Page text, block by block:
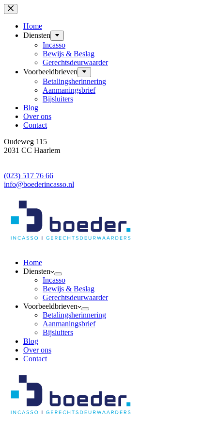
Ga
naar
inhoud
Home
Diensten
Incasso
Bewijs & Beslag
Gerechtsdeurwaarder
Voorbeeldbrieven
Betalingsherinnering
Aanmaningsbrief
Bijsluiters
Blog
Over ons
Contact
Oudeweg 115
2031 CC Haarlem
(023) 517 76 66
info@boederincasso.nl
Home
Diensten
Incasso
Bewijs & Beslag
Gerechtsdeurwaarder
Voorbeeldbrieven
Betalingsherinnering
Aanmaningsbrief
Bijsluiters
Blog
Over ons
Contact